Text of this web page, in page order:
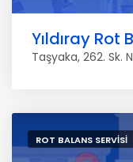
Yıldıray Rot
Taşyaka, 262. Sk.
ROT BALANS SERVISI